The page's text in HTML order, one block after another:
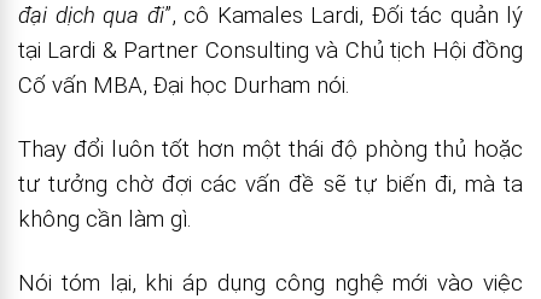
đại dịch qua đi”, cô Kamales Lardi, Đối tác quản lý
tại Lardi & Partner Consulting và Chủ tịch Hội đồng
Cố vấn MBA, Đại học Durham nói.
Thay đổi luôn tốt hơn một thái độ phòng thủ hoặc
tư tưởng chờ đợi các vấn đề sẽ tự biến đi, mà ta
không cần làm gì.
Nói tóm lại, khi áp dụng công nghệ mới vào việc